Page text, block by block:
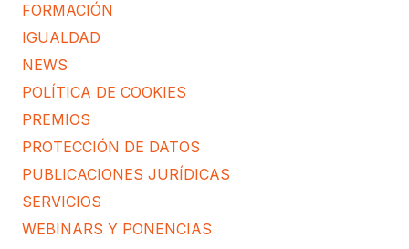
FORMACIÓN
IGUALDAD
NEWS
POLÍTICA DE COOKIES
PREMIOS
PROTECCIÓN DE DATOS
PUBLICACIONES JURÍDICAS
SERVICIOS
WEBINARS Y PONENCIAS